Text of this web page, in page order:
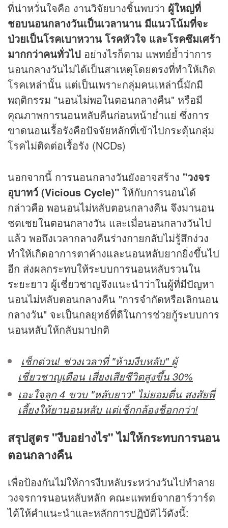
ที่น่าหวั่นใจคือ งานวิจัยบางชิ้นพบว่า ผู้ใหญ่ที่
ชอบนอนกลางวันเป็นเวลานาน มีแนวโน้มที่จะ
ป่วยเป็นโรคเบาหวาน โรคหัวใจ และโรคซึมเศร้า
มากกว่าคนทั่วไป อย่างไรก็ตาม แพทย์ย้ำว่าการ
นอนกลางวันไม่ได้เป็นสาเหตุโดยตรงที่ทำให้เกิด
โรคเหล่านั้น แต่เป็นเพราะกลุ่มคนเหล่านี้มักมี
พฤติกรรม "นอนไม่พอในตอนกลางคืน" หรือมี
คุณภาพการนอนหลับคืนก่อนหน้าย่ำแย่ ซึ่งการ
ขาดนอนเรื้อรังคือปัจจัยหลักที่เข้าไปกระตุ้นกลุ่ม
โรคไม่ติดต่อเรื้อรัง (NCDs)
นอกจากนี้ การนอนกลางวันยังอาจสร้าง "วงจร
อุบาทว์ (Vicious Cycle)" ให้กับการนอนได้
กล่าวคือ พอนอนไม่หลับตอนกลางคืน จึงมานอน
ชดเชยในตอนกลางวัน และเมื่อนอนกลางวันไป
แล้ว พอถึงเวลากลางคืนร่างกายกลับไม่รู้สึกง่วง
ทำให้เกิดอาการตาค้างและนอนหลับยากยิ่งขึ้นไป
อีก ส่งผลกระทบให้ระบบการนอนหลับรวนใน
ระยะยาว ผู้เชี่ยวชาญจึงแนะนำว่าในผู้ที่มีปัญหา
นอนไม่หลับตอนกลางคืน "การจำกัดหรือเลิกนอน
กลางวัน" จะเป็นกลยุทธ์ที่ดีในการช่วยกู้ระบบการ
นอนหลับให้กลับมาปกติ
เช็กด่วน! ช่วงเวลาที่ "ห้ามงีบหลับ" ผู้
เชี่ยวชาญเตือน เสี่ยงเสียชีวิตสูงขึ้น 30%
เอะใจลูก 4 ขวบ "หลับยาว" ไม่ยอมตื่น สงสัยพี่
เลี้ยงให้ยานอนหลับ แต่เช็กกล้องช็อกกว่า!
สรุปสูตร "งีบอย่างไร" ไม่ให้กระทบการนอน
ตอนกลางคืน
เพื่อป้องกันไม่ให้การงีบหลับระหว่างวันไปทำลาย
วงจรการนอนหลับหลัก คณะแพทย์จากฮาร์วาร์ด
ได้ให้คำแนะนำและหลักการปฏิบัติไว้ดังนี้: